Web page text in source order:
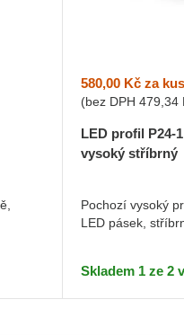
580,00 Kčza kus
(bez DPH 479,34
LED profil P24-
vysoký stříbrný
Pochozí vysoký
LED pásek,
Skladem 1 ze 2